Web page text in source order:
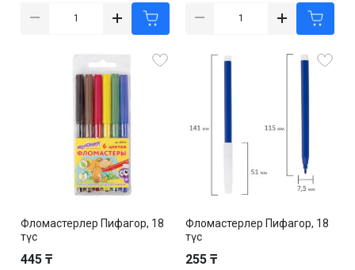
Фломастерлер Пифагор, 18
түс
445 ₸
Фломастерлер Пифагор, 18
түс
255 ₸